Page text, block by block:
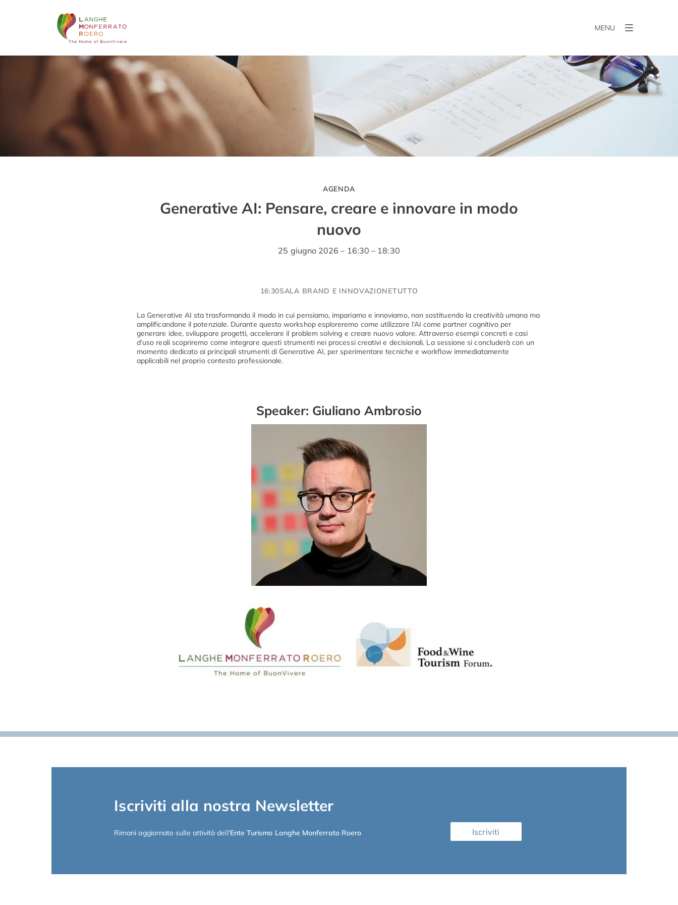
MENU
AGENDA
Generative AI: Pensare, creare e innovare in modo
nuovo
25 giugno 2026 – 16:30 – 18:30
16:30SALA BRAND E INNOVAZIONETUTTO
La Generative AI sta trasformando il modo in cui pensiamo, impariamo e innoviamo, non sostituendo la creatività umana ma
amplificandone il potenziale. Durante questo workshop esploreremo come utilizzare l’AI come partner cognitivo per
generare idee, sviluppare progetti, accelerare il problem solving e creare nuovo valore. Attraverso esempi concreti e casi
d’uso reali scopriremo come integrare questi strumenti nei processi creativi e decisionali. La sessione si concluderà con un
momento dedicato ai principali strumenti di Generative AI, per sperimentare tecniche e workflow immediatamente
applicabili nel proprio contesto professionale.
Speaker: Giuliano Ambrosio
Iscriviti alla nostra Newsletter
Rimani aggiornato sulle attività dell‘Ente Turismo Langhe Monferrato Roero Iscriviti